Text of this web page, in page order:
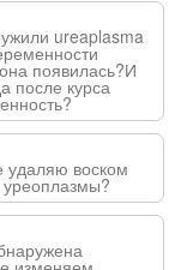
ureaplasma
появилась?И
после курса
удаляю воском